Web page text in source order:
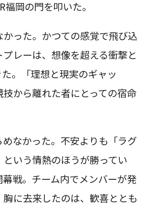
岡の門を叩いた。
った。かつての感覚で飛び込
レーは、想像を超える衝撃と
。「理想と現実のギャッ
から離れた者にとっての宿命
なかった。不安よりも「ラグ
という情熱のほうが勝ってい
戦。チーム内でメンバーが発
に去来したのは、歓喜ととも